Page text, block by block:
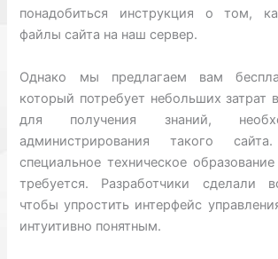
понадобиться инструкция о том,
файлы сайта на наш сервер.
Однако мы предлагаем вам
который потребует небольших затрат
для получения знаний,
администрирования такого
специальное техническое
требуется. Разработчики сделали
чтобы упростить интерфейс
интуитивно понятным.